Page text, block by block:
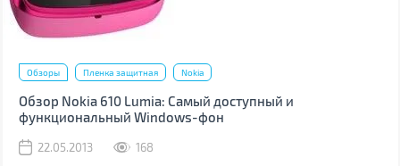
Обзоры Пленка защитная Nokia
Обзор Nokia 610 Lumia: Самый доступный и
функциональный Windows-фон
22.05.2013 168